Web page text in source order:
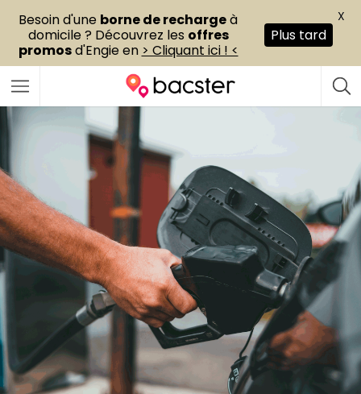
Besoin d'une borne de rechargeà
domicile ? Découvrez les offres
promosd'Engie en > Cliquant ici ! <
Plus tard
X